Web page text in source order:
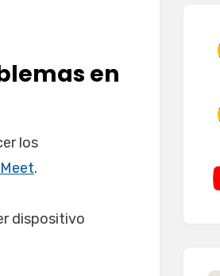
en
los
.
dispositivo